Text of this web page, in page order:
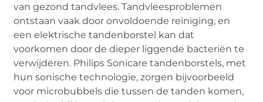
van gezond tandvlees. Tandvleesproblemen
ontstaan vaak door onvoldoende reiniging, en
een elektrische tandenborstel kan dat
voorkomen door de dieper liggende bacteriën te
verwijderen. Philips Sonicare tandenborstels, met
hun sonische technologie, zorgen bijvoorbeeld
voor microbubbels die tussen de tanden komen,